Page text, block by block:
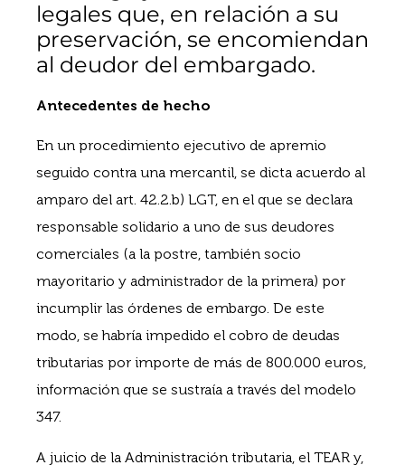
legales que, en relación a su
preservación, se encomiendan
al deudor del embargado.
Antecedentes de hecho
En un procedimiento ejecutivo de apremio
seguido contra una mercantil, se dicta acuerdo al
amparo del art. 42.2.b) LGT, en el que se declara
responsable solidario a uno de sus deudores
comerciales (a la postre, también socio
mayoritario y administrador de la primera) por
incumplir las órdenes de embargo. De este
modo, se habría impedido el cobro de deudas
tributarias por importe de más de 800.000 euros,
información que se sustraía a través del modelo
347.
A juicio de la Administración tributaria, el TEAR y,